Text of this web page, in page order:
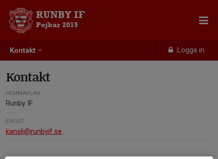
Kontakt Logga in
RUNBY IF
Pojkar 2015
Kontakt
HEMMAPLAN
Runby IF
E-POST
kansli@runbyif.se